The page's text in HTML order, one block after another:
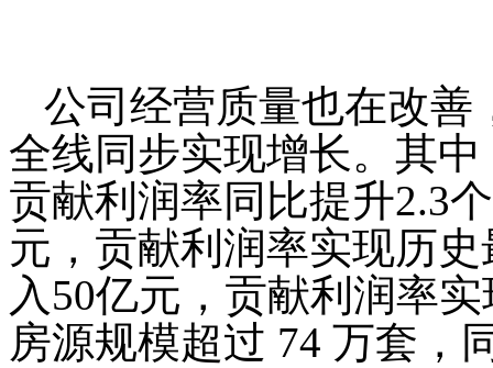
公司经营质量也在改善
全线同步实现增长。其
贡献利润率同比提升2.3
元，贡献利润率实现历
入50亿元，贡献利润率
房源规模超过 74 万套，